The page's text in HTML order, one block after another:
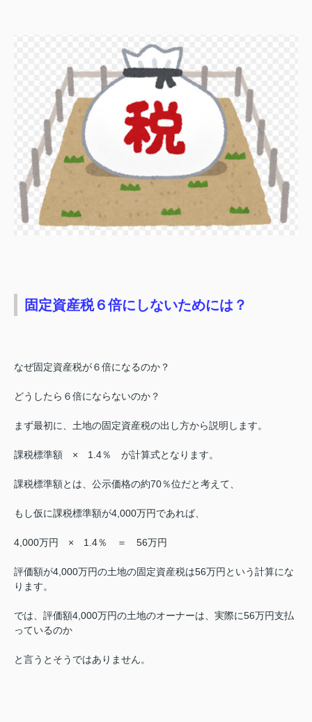
固定資産税６倍にしないためには？
なぜ固定資産税が６倍になるのか？
どうしたら６倍にならないのか？
まず最初に、土地の固定資産税の出し方から説明します。
課税標準額 × 1.4％ が計算式となります。
課税標準額とは、公示価格の約70％位だと考えて、
もし仮に課税標準額が4,000万円であれば、
4,000万円 × 1.4％ ＝ 56万円
評価額が4,000万円の土地の固定資産税は56万円という計算にな
ります。
では、評価額4,000万円の土地のオーナーは、実際に56万円支払
っているのか
と言うとそうではありません。